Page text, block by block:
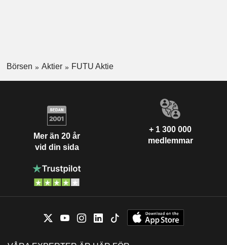
Börsen Aktier FUTU Aktie
Mer än 20 år
vid din sida
+ 1 300 000
medlemmar